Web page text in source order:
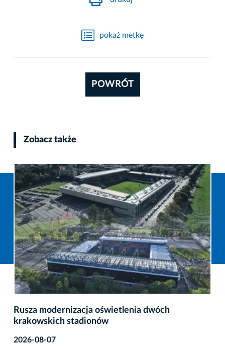
pokaż metkę
POWRÓT
Zobacz także
Rusza modernizacja oświetlenia dwóch
krakowskich stadionów
2026-08-07